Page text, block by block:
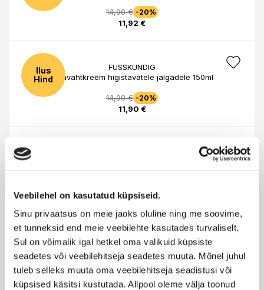
Veebilehel on kasutatud küpsiseid.
Sinu privaatsus on meie jaoks oluline ning me soovime,
et tunneksid end meie veebilehte kasutades turvaliselt.
Sul on võimalik igal hetkel oma valikuid küpsiste
seadetes või veebilehitseja seadetes muuta. Mõnel juhul
tuleb selleks muuta oma veebilehitseja seadistusi või
küpsised käsitsi kustutada. Allpool oleme välja toonud
14,90 € -20%
11,92 €
Ilus
Hind
FUSSKUNDIG
Jalavahtkreem higistavatele jalgadele 150ml
14,90 € -20%
11,90 €
11,90 €
Ilus
Hind
FUSSKUNDIG
21,95 € -55%
9,90 €